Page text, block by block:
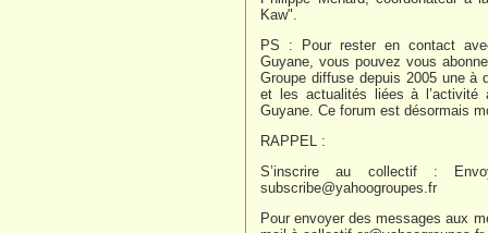
Kaw".
PS : Pour rester en contact
Guyane, vous pouvez vous
Groupe diffuse depuis 2005 une à
et les actualités liées à l’activité
Guyane. Ce forum est désormais
RAPPEL :
S’inscrire au collectif :
subscribe@yahoogroupes.fr
Pour envoyer des messages aux